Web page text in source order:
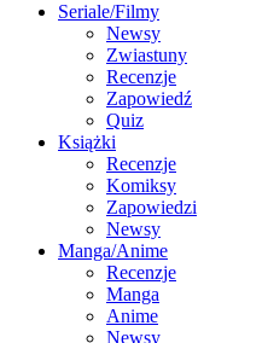
Seriale/Filmy
Newsy
Zwiastuny
Recenzje
Zapowiedź
Quiz
Książki
Recenzje
Komiksy
Zapowiedzi
Newsy
Manga/Anime
Recenzje
Manga
Anime
Newsy